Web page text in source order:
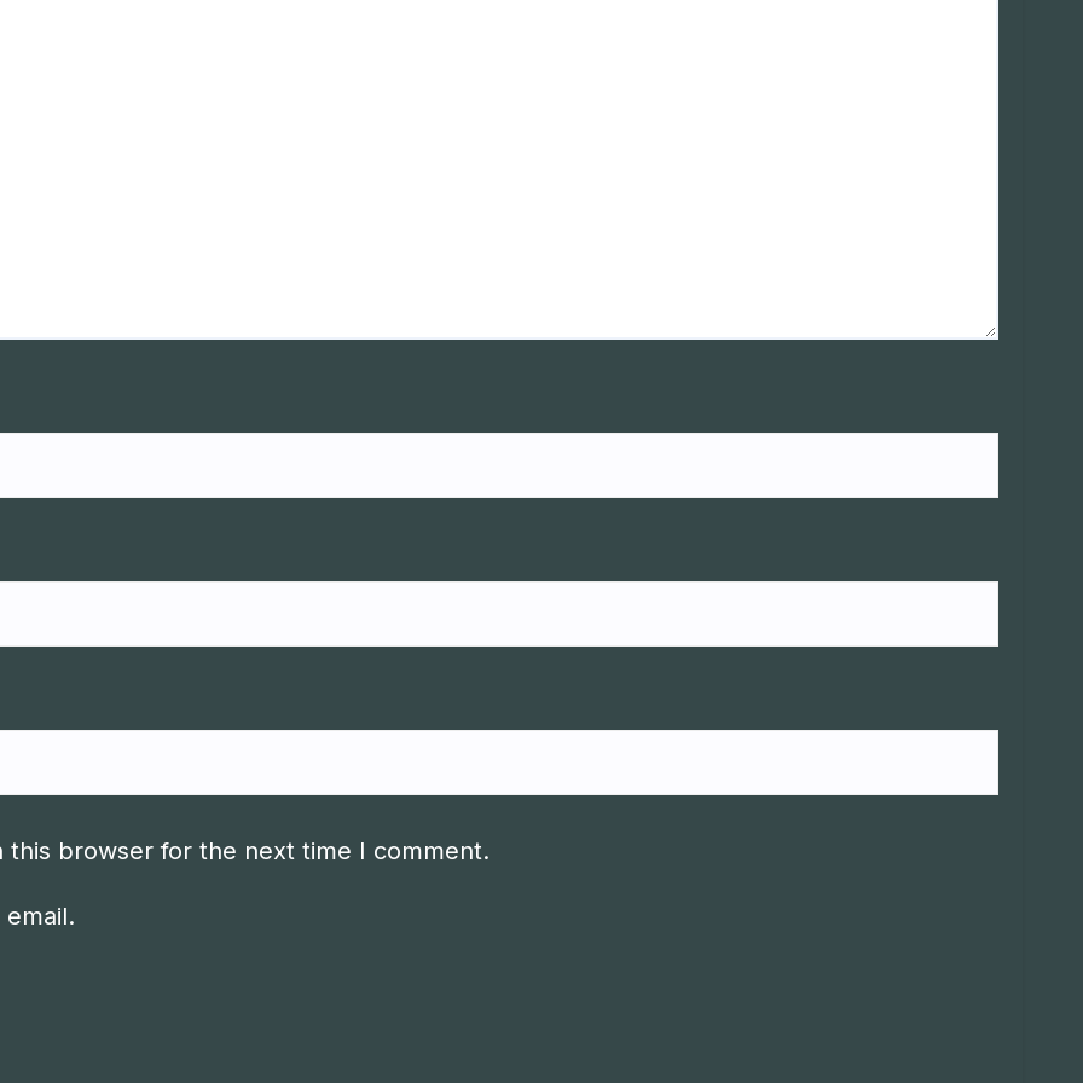
this browser for the next time I comment.